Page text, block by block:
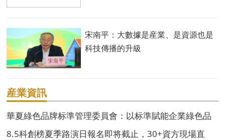
宋南平：大數據是産業、是資源也是
科技傳播的升級
産業資訊
華夏綠色品牌标準管理委員會：以标準賦能企業綠色品
牌高質量發展
8.5科創榜夏季路演日報名即将截止，30+資方現場直